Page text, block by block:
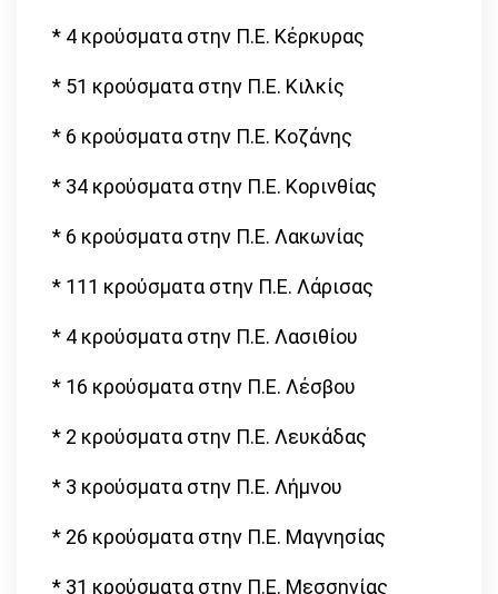
* 4 κρούσματα στην Π.Ε. Κέρκυρας
* 51 κρούσματα στην Π.Ε. Κιλκίς
* 6 κρούσματα στην Π.Ε. Κοζάνης
* 34 κρούσματα στην Π.Ε. Κορινθίας
* 6 κρούσματα στην Π.Ε. Λακωνίας
* 111 κρούσματα στην Π.Ε. Λάρισας
* 4 κρούσματα στην Π.Ε. Λασιθίου
* 16 κρούσματα στην Π.Ε. Λέσβου
* 2 κρούσματα στην Π.Ε. Λευκάδας
* 3 κρούσματα στην Π.Ε. Λήμνου
* 26 κρούσματα στην Π.Ε. Μαγνησίας
* 31 κρούσματα στην Π.Ε. Μεσσηνίας